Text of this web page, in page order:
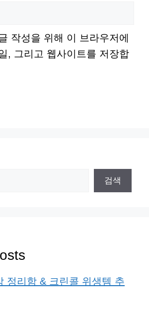
작성을 위해 이 브라우저에
, 그리고 웹사이트를 저장합
검색
정리함 & 크린콜 위생템 추